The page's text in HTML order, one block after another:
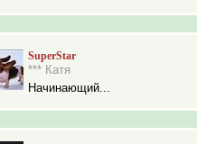
SuperStar
*** Катя
Начинающий...